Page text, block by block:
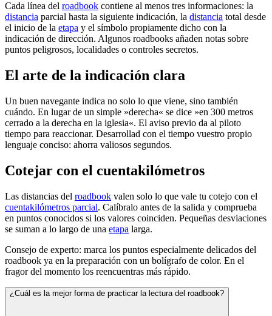
Cada línea del roadbook contiene al menos tres informaciones: la
distancia parcial hasta la siguiente indicación, la distancia total desde
el inicio de la etapa y el símbolo propiamente dicho con la
indicación de dirección. Algunos roadbooks añaden notas sobre
puntos peligrosos, localidades o controles secretos.
El arte de la indicación clara
Un buen navegante indica no solo lo que viene, sino también
cuándo. En lugar de un simple »derecha« se dice »en 300 metros
cerrado a la derecha en la iglesia«. El aviso previo da al piloto
tiempo para reaccionar. Desarrollad con el tiempo vuestro propio
lenguaje conciso: ahorra valiosos segundos.
Cotejar con el cuentakilómetros
Las distancias del roadbook valen solo lo que vale tu cotejo con el
cuentakilómetros parcial. Calíbralo antes de la salida y comprueba
en puntos conocidos si los valores coinciden. Pequeñas desviaciones
se suman a lo largo de una etapa larga.
Consejo de experto: marca los puntos especialmente delicados del
roadbook ya en la preparación con un bolígrafo de color. En el
fragor del momento los reencuentras más rápido.
¿Cuál es la mejor forma de practicar la lectura del roadbook?